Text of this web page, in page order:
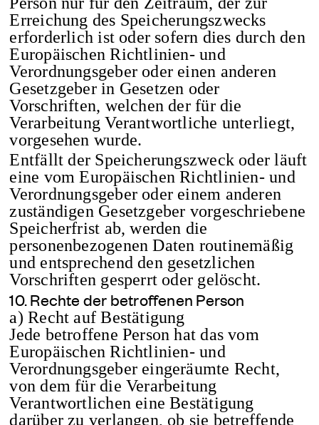
Erreichung des Speicherungszwecks
erforderlich ist oder sofern dies durch den
Europäischen Richtlinien- und
Verordnungsgeber oder einen anderen
Gesetzgeber in Gesetzen oder
Vorschriften, welchen der für die
Verarbeitung Verantwortliche unterliegt,
vorgesehen wurde.
Entfällt der Speicherungszweck oder läuft
eine vom Europäischen Richtlinien- und
Verordnungsgeber oder einem anderen
zuständigen Gesetzgeber vorgeschriebene
Speicherfrist ab, werden die
personenbezogenen Daten routinemäßig
und entsprechend den gesetzlichen
Vorschriften gesperrt oder gelöscht.
10. Rechte der betroffenen Person
a) Recht auf Bestätigung
Jede betroffene Person hat das vom
Europäischen Richtlinien- und
Verordnungsgeber eingeräumte Recht,
von dem für die Verarbeitung
Verantwortlichen eine Bestätigung
darüber zu verlangen, ob sie betreffende